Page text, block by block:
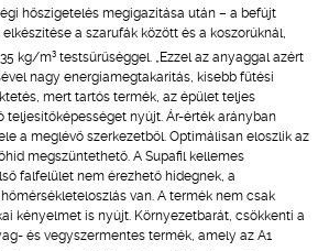
hőszigetelés megigazítása után – a befújt
a szarufák között és a koszorúknál,
kg/m3 testsűrűséggel. „Ezzel az anyaggal azért
nagy energiamegtakarítás, kisebb fűtési
mert tartós termék, az épület teljes
teljesítőképességet nyújt. Ár-érték arányban
a meglévő szerkezetből. Optimálisan eloszlik az
megszüntethető. A Supafil kellemes
falfelület nem érezhető hidegnek, a
van. A termék nem csak
kényelmet is nyújt. Környezetbarát, csökkenti a
és vegyszermentes termék, amely az A1